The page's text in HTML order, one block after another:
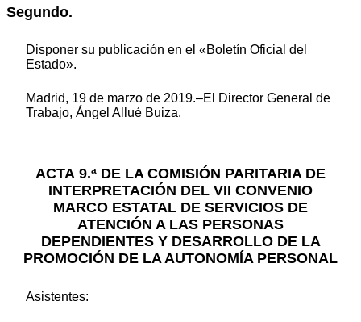
Segundo.
Disponer su publicación en el «Boletín Oficial del
Estado».
Madrid, 19 de marzo de 2019.–El Director General de
Trabajo, Ángel Allué Buiza.
ACTA 9.ª DE LA COMISIÓN PARITARIA DE
INTERPRETACIÓN DEL VII CONVENIO
MARCO ESTATAL DE SERVICIOS DE
ATENCIÓN A LAS PERSONAS
DEPENDIENTES Y DESARROLLO DE LA
PROMOCIÓN DE LA AUTONOMÍA PERSONAL
Asistentes: